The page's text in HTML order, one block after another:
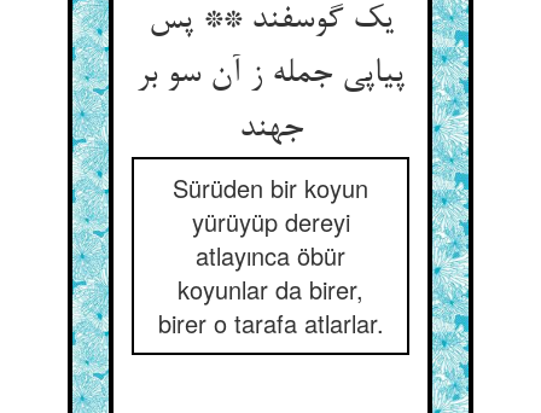
یک گوسفند ** پس
پیاپی جمله ز آن سو بر
جهند
Sürüden bir koyun
yürüyüp dereyi
atlayınca öbür
koyunlar da birer,
birer o tarafa atlarlar.